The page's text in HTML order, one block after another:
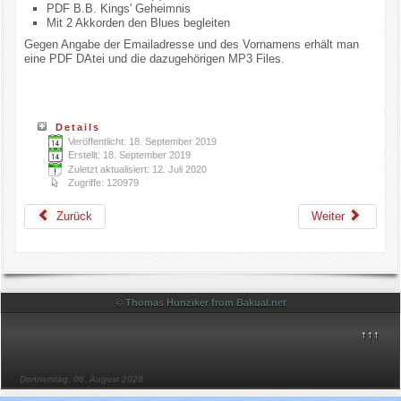
PDF B.B. Kings' Geheimnis
Mit 2 Akkorden den Blues begleiten
Gegen Angabe der Emailadresse und des Vornamens erhält man
eine PDF DAtei und die dazugehörigen MP3 Files.
Details
Veröffentlicht: 18. September 2019
Erstellt: 18. September 2019
Zuletzt aktualisiert: 12. Juli 2020
Zugriffe: 120979
Zurück Weiter
© Thomas Hunziker from Bakual.net
↑↑↑
Donnerstag, 06. August 2026